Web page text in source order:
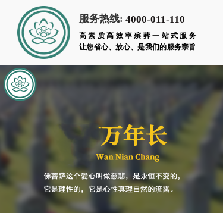
服务热线: 4000-011-110
高素质高效率殡葬一站式服务
让您省心、放心、是我们的服务宗旨